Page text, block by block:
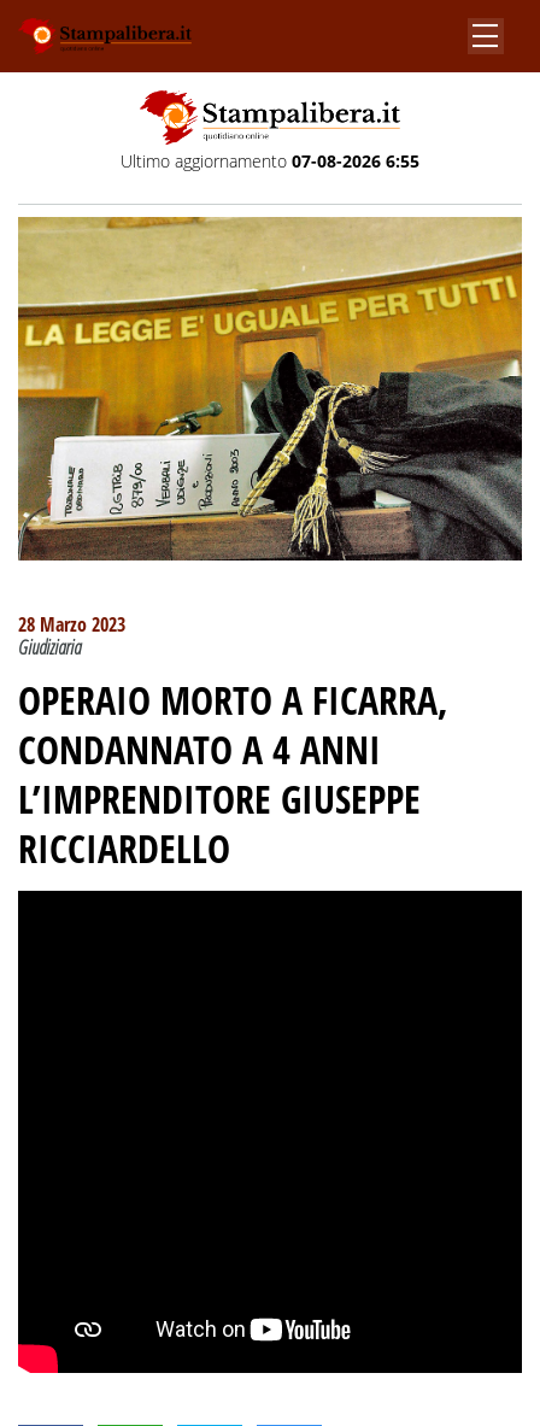
Ultimo aggiornamento 07-08-2026 6:55
28 Marzo 2023
Giudiziaria
OPERAIO MORTO A FICARRA,
CONDANNATO A 4 ANNI
L’IMPRENDITORE GIUSEPPE
RICCIARDELLO